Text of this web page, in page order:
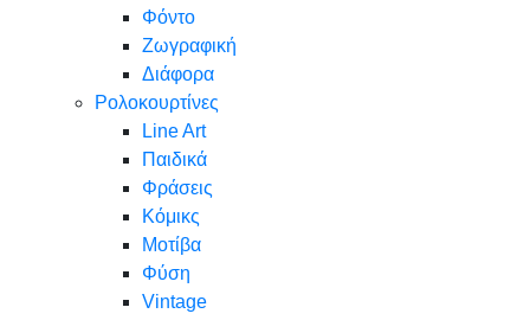
Φόντο
Ζωγραφική
Διάφορα
Ρολοκουρτίνες
Line Art
Παιδικά
Φράσεις
Κόμικς
Μοτίβα
Φύση
Vintage